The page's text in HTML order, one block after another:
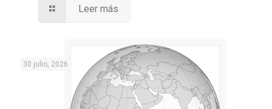
Leer más
30 julio, 2026